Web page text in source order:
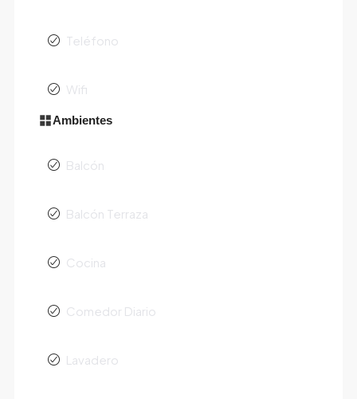
Teléfono
Wifi
Ambientes
Balcón
Balcón Terraza
Cocina
Comedor Diario
Lavadero